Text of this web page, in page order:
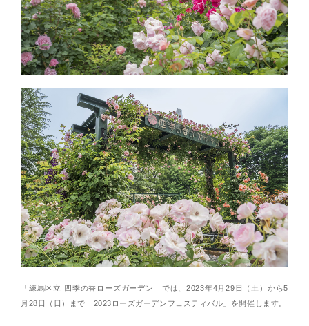
「練馬区立 四季の香ローズガーデン」では、2023年4月29日（土）から5
月28日（日）まで「2023ローズガーデンフェスティバル」を開催します。